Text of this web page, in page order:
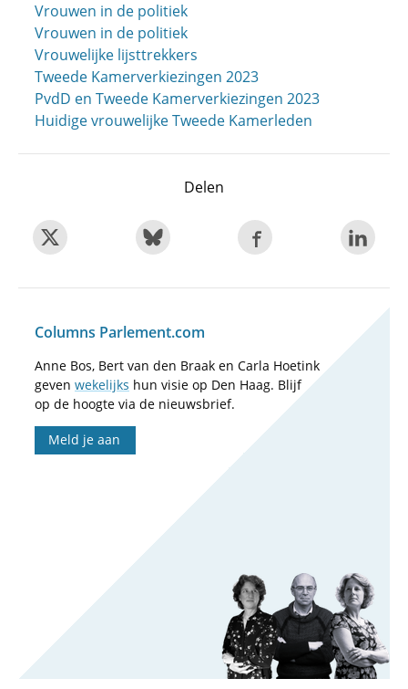
Vrouwen in de politiek
Vrouwen in de politiek
Vrouwelijke lijsttrekkers
Tweede Kamerverkiezingen 2023
PvdD en Tweede Kamerverkiezingen 2023
Huidige vrouwelijke Tweede Kamerleden
Delen
Columns Parlement.com
Anne Bos, Bert van den Braak en Carla Hoetink
geven wekelijks hun visie op Den Haag. Blijf
op de hoogte via de nieuwsbrief.
Meld je aan